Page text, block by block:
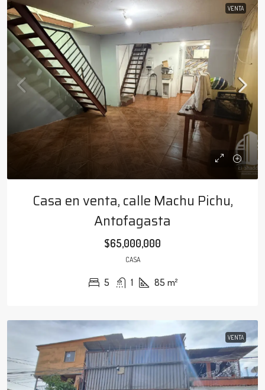
VENTA
Casa en venta, calle Machu Pichu,
Antofagasta
$65,000,000
CASA
5 1 85 m²
VENTA